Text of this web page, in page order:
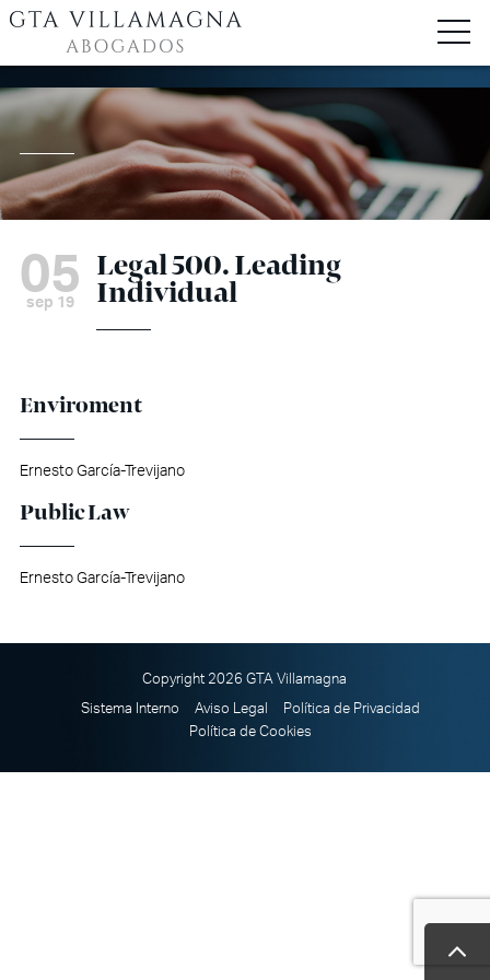
05
sep 19
Legal 500. Leading
Individual
Enviroment
Ernesto García-Trevijano
Public Law
Ernesto García-Trevijano
Copyright 2026 GTA Villamagna
Sistema Interno Aviso Legal
Política de Privacidad
Política de Cookies